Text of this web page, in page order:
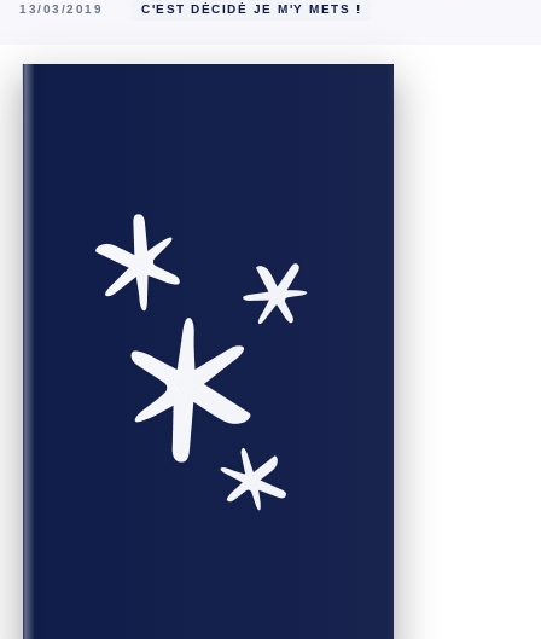
13/03/2019 C'EST DÉCIDÉ JE M'Y METS !